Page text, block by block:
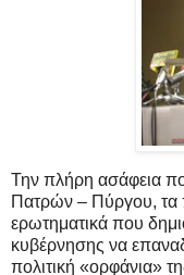
Την πλήρη ασάφεια
Πατρών – Πύργου, τα
ερωτηματικά που
κυβέρνησης να
πολιτική «ορφάνια»